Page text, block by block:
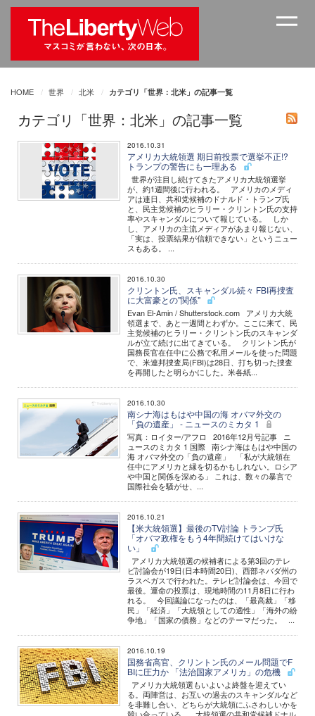
HOME 世界 北米 カテゴリ「世界：北米」の記事一覧
カテゴリ「世界：北米」の記事一覧
2016.10.31
アメリカ大統領選 期日前投票で選挙不正!?
トランプの警告にも一理ある
世界が注目し続けてきたアメリカ大統領選挙
が、約1週間後に行われる。 アメリカのメディ
アは連日、共和党候補のドナルド・トランプ氏
と、民主党候補のヒラリー・クリントン氏の支持
率やスキャンダルについて報じている。 しか
し、アメリカの主流メディアがあまり報じない、
「実は、投票結果が信頼できない」というニュー
スもある。 ...
2016.10.30
クリントン氏、スキャンダル続々 FBI再捜査
に大富豪との"関係"
Evan El-Amin / Shutterstock.com アメリカ大統
領選まで、あと一週間とわずか。ここに来て、民
主党候補のヒラリー・クリントン氏のスキャンダ
ルが立て続けに出てきている。 クリントン氏が
国務長官在任中に公務で私用メールを使った問題
で、米連邦捜査局(FBI)は28日、打ち切った捜査
を再開したと明らかにした。米各紙...
2016.10.30
南シナ海はもはや中国の海 オバマ外交の
「負の遺産」 - ニュースのミカタ 1
写真：ロイター/アフロ 2016年12月号記事 ニ
ュースのミカタ 1 国際 南シナ海はもはや中国の
海 オバマ外交の「負の遺産」 「私が大統領在
任中にアメリカと縁を切るかもしれない。ロシア
や中国と関係を深める」 これは、数々の暴言で
国際社会を騒がせ、...
2016.10.21
【米大統領選】最後のTV討論 トランプ氏
「オバマ政権をもう4年間続けてはいけな
い」
アメリカ大統領選の候補者による第3回のテレ
ビ討論会が19日(日本時間20日)、西部ネバダ州の
ラスベガスで行われた。テレビ討論会は、今回で
最後。運命の投票は、現地時間の11月8日に行わ
れる。 今回議論になったのは、「最高裁」「移
民」「経済」「大統領としての適性」「海外の紛
争地」「国家の債務」などのテーマだった。 ...
2016.10.19
国務省高官、クリントン氏のメール問題でF
BIに圧力か 「法治国家アメリカ」の危機
アメリカ大統領選もいよいよ終盤を迎えてい
る。両陣営は、お互いの過去のスキャンダルなど
を非難し合い、どちらが大統領にふさわしいかを